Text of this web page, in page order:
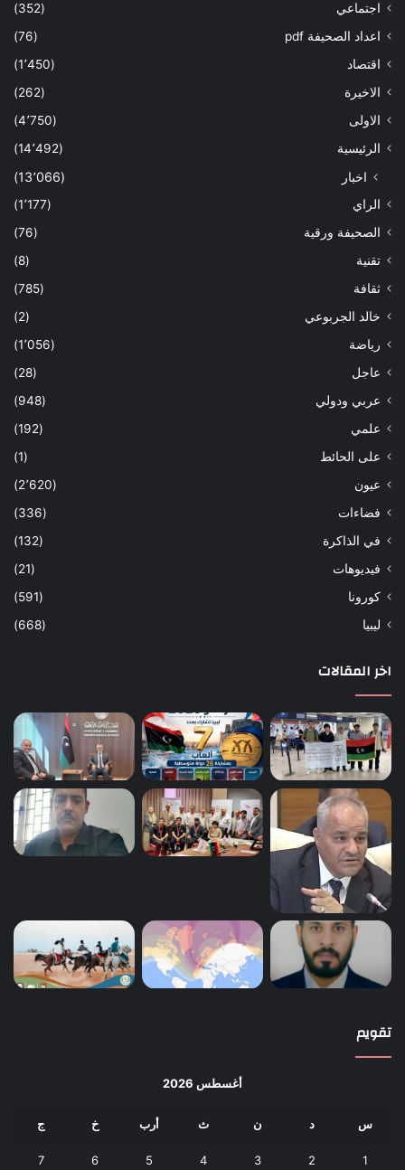
اجتماعي
(352)
اعداد الصحيفة pdf
(76)
اقتصاد
(1٬450)
الاخيرة
(262)
الاولى
(4٬750)
الرئيسية
(14٬492)
اخبار (13٬066)
الراي
(1٬177)
الصحيفة ورقية
(76)
تقنية
(8)
ثقافة
(785)
خالد الجربوعي
(2)
رياضة
(1٬056)
عاجل
(28)
عربي ودولي
(948)
علمي
(192)
على الحائط
(1)
عيون
(2٬620)
فضاءات
(336)
في الذاكرة
(132)
فيديوهات
(21)
كورونا
(591)
ليبيا
(668)
اخر المقالات
تقويم
أغسطس 2026
س د ن ث أرب خ ج
1
2
3
4
5
6
7